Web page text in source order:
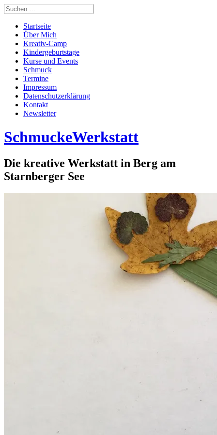
Startseite
Über Mich
Kreativ-Camp
Kindergeburtstage
Kurse und Events
Schmuck
Termine
Impressum
Datenschutzerklärung
Kontakt
Newsletter
SchmuckeWerkstatt
Die kreative Werkstatt in Berg am
Starnberger See